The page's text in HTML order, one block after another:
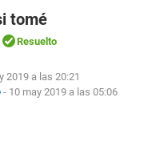
tomé
Resuelto
2019 a las 20:21
- 10 may 2019 a las 05:06